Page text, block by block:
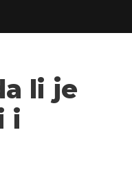
li je
i